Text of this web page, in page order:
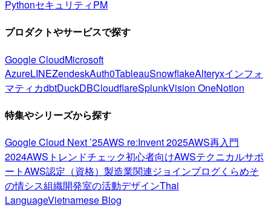
PythonセキュリティPM
プロダクトやサービスで探す
Google CloudMicrosoft
AzureLINEZendeskAuth0TableauSnowflakeAlteryxインフォ
マティカdbtDuckDBCloudflareSplunkVision OneNotion
特集やシリーズから探す
Google Cloud Next ’25AWS re:Invent 2025AWS再入門
2024AWSトレンドチェック初心者向けAWSテクニカルサポ
ートAWS認定（資格） 製造業関連ジョインブログくらめそ
の情シス組織開発室の活動デザインThai
LanguageVietnamese Blog